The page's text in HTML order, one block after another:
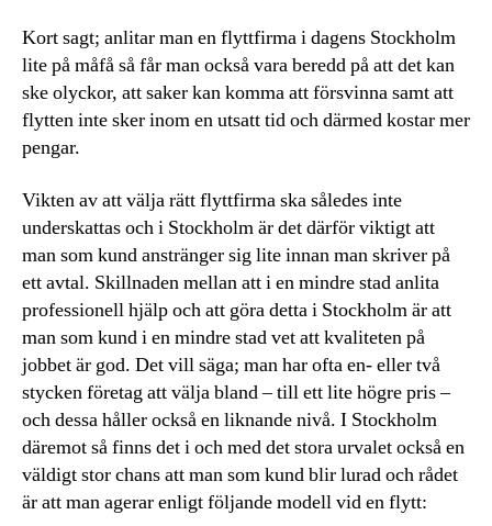
Kort sagt; anlitar man en flyttfirma i dagens Stockholm
lite på måfå så får man också vara beredd på att det kan
ske olyckor, att saker kan komma att försvinna samt att
flytten inte sker inom en utsatt tid och därmed kostar mer
pengar.
Vikten av att välja rätt flyttfirma ska således inte
underskattas och i Stockholm är det därför viktigt att
man som kund anstränger sig lite innan man skriver på
ett avtal. Skillnaden mellan att i en mindre stad anlita
professionell hjälp och att göra detta i Stockholm är att
man som kund i en mindre stad vet att kvaliteten på
jobbet är god. Det vill säga; man har ofta en- eller två
stycken företag att välja bland – till ett lite högre pris –
och dessa håller också en liknande nivå. I Stockholm
däremot så finns det i och med det stora urvalet också en
väldigt stor chans att man som kund blir lurad och rådet
är att man agerar enligt följande modell vid en flytt: